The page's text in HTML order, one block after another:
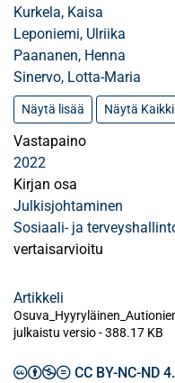
Kurkela, Kaisa
Leponiemi, Ulriika
Paananen, Henna
Sinervo, Lotta-Maria
Näytä lisää Näytä Kaikki
Vastapaino
2022
Kirjan osa
Julkisjohtaminen
Sosiaali- ja
vertaisarvioitu
Artikkeli
julkaistu versio-388.17 KB
CC BY-NC-ND